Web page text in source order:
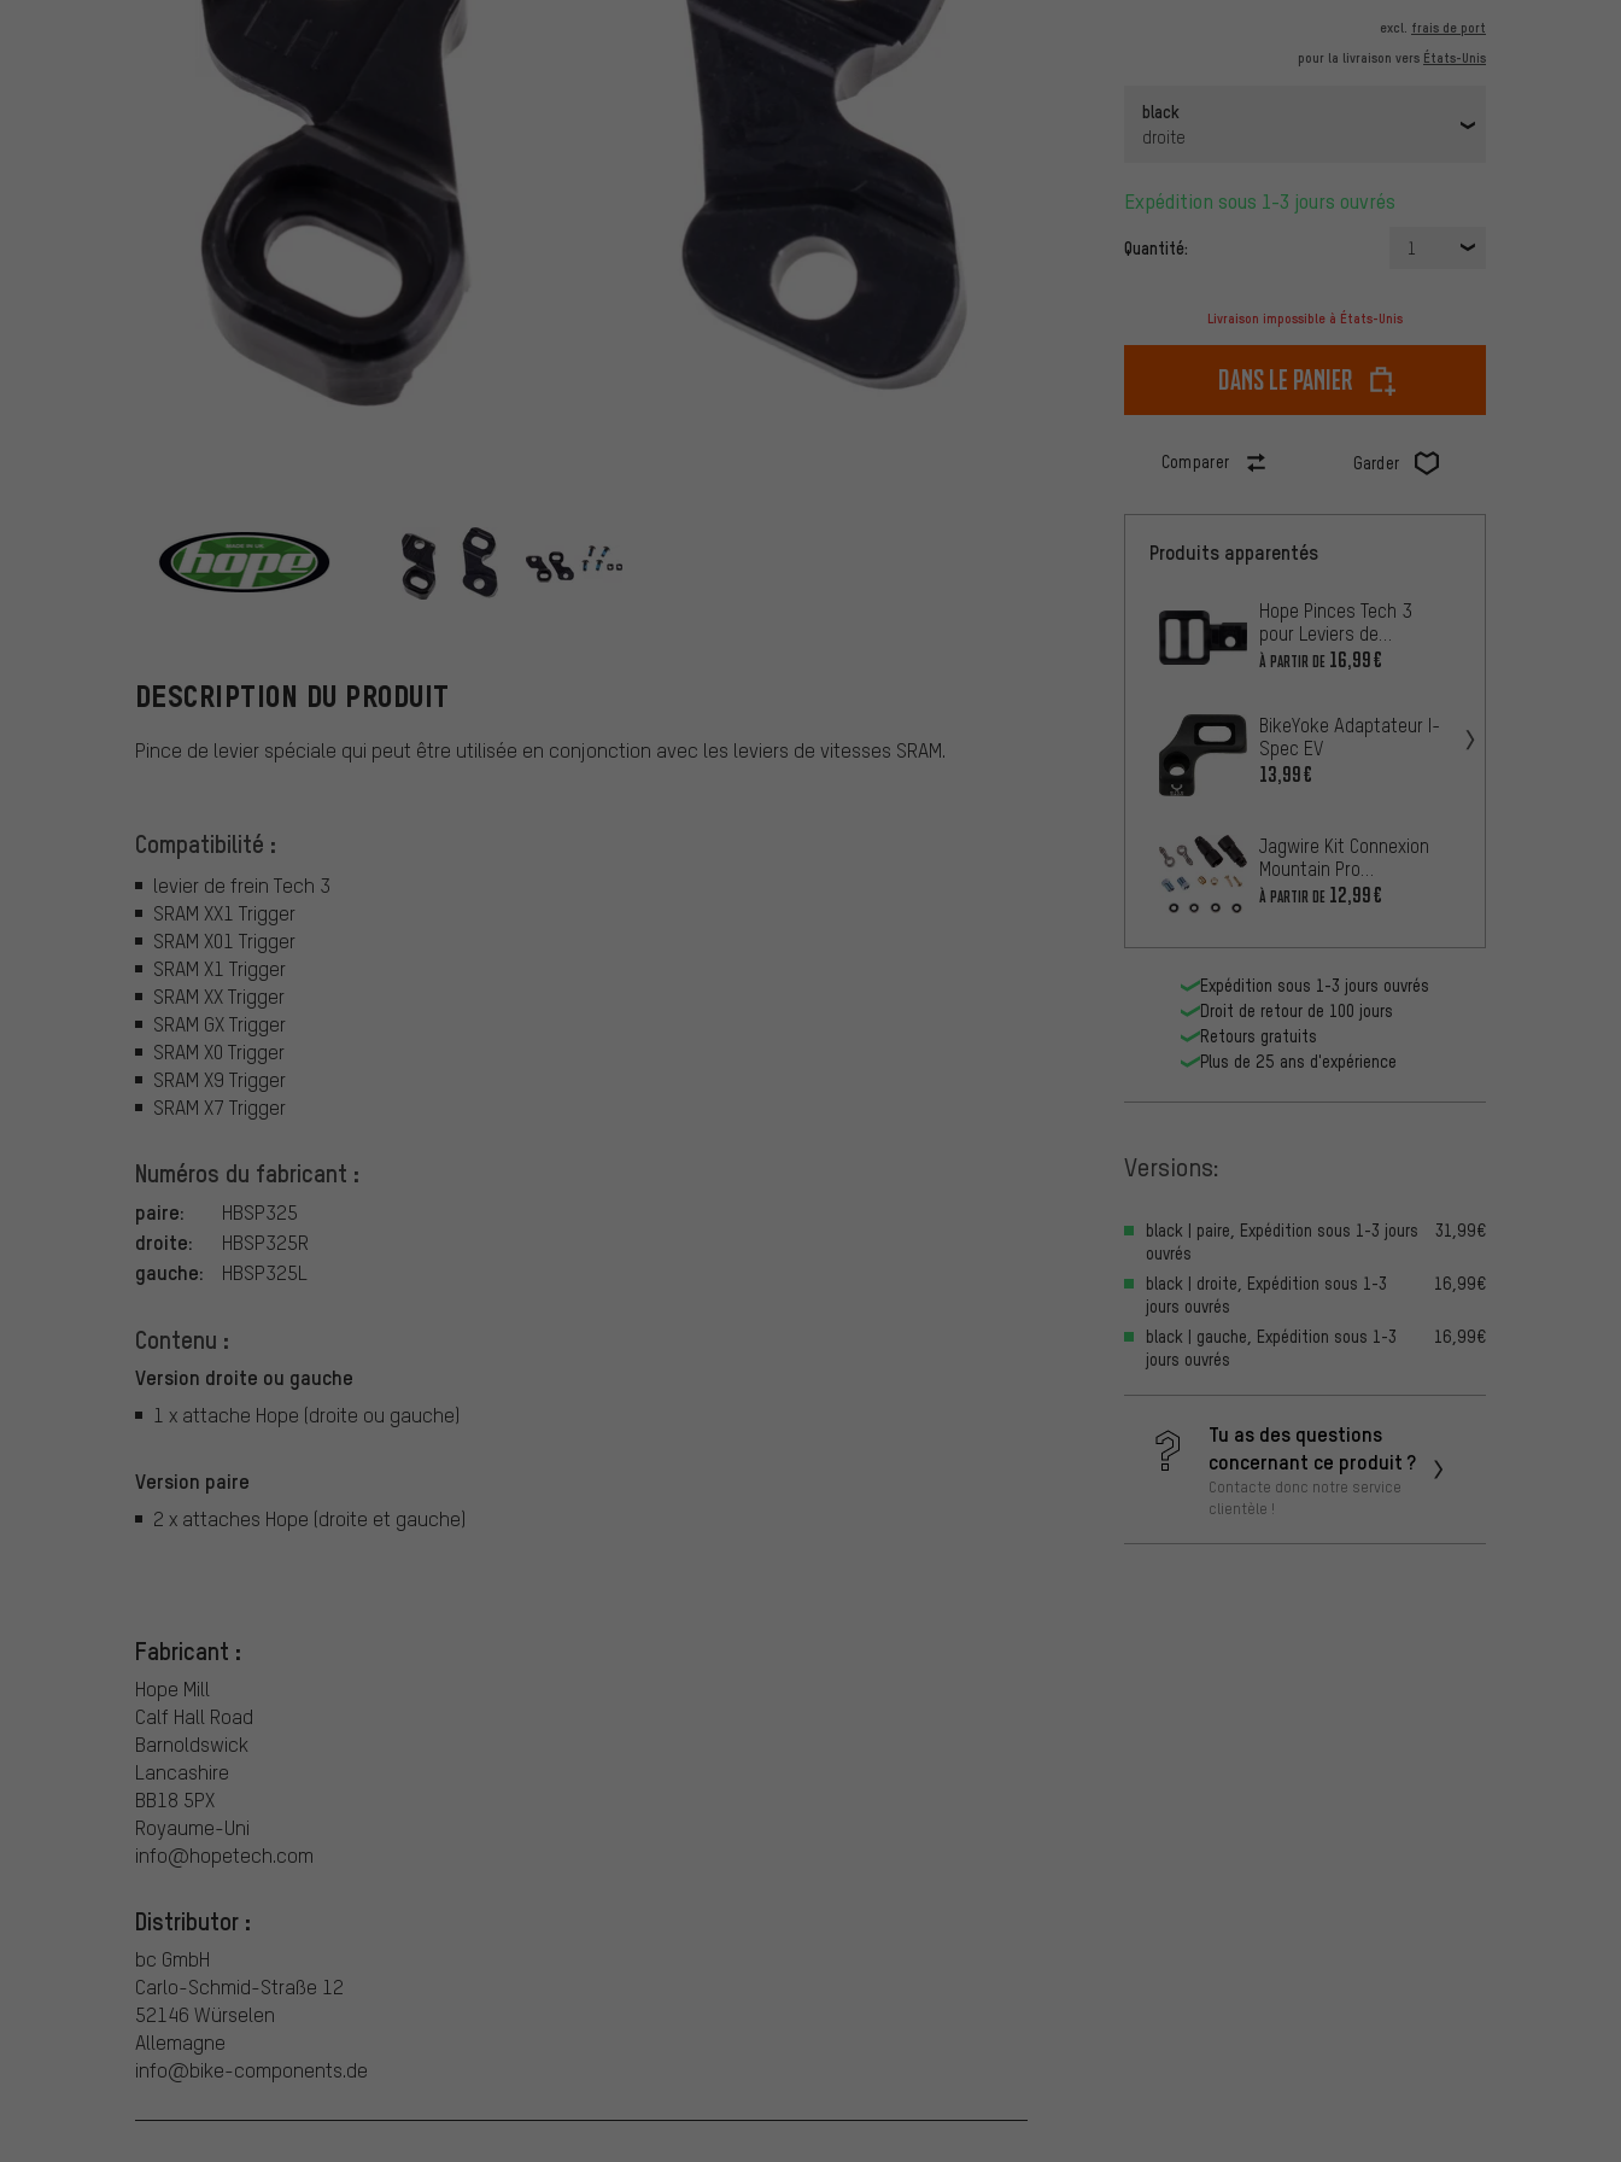
excl. frais de port
pour la livraison vers États-Unis
black
droite
Expédition sous 1-3 jours ouvrés
Quantité: 1
Livraison impossible à États-Unis
dans le panier
Comparer Garder
Hope
DESCRIPTION DU PRODUIT
Pince de levier spéciale qui peut être utilisée en conjonction avec les leviers de vitesses SRAM.
Compatibilité :
levier de frein Tech 3
SRAM XX1 Trigger
SRAM X01 Trigger
SRAM X1 Trigger
SRAM XX Trigger
SRAM GX Trigger
SRAM X0 Trigger
SRAM X9 Trigger
SRAM X7 Trigger
Numéros du fabricant :
paire: HBSP325
droite: HBSP325R
gauche: HBSP325L
Contenu :
Version droite ou gauche
1 x attache Hope (droite ou gauche)
Version paire
2 x attaches Hope (droite et gauche)
Fabricant :
Hope Mill
Calf Hall Road
Barnoldswick
Lancashire
BB18 5PX
Royaume-Uni
info@hopetech.com
Distributor :
bc GmbH
Carlo-Schmid-Straße 12
52146 Würselen
Allemagne
info@bike-components.de
Produits apparentés
Hope Pinces Tech 3
pour Leviers de
Vitesses Shimano I-
À PARTIR DE 16,99€
BikeYoke Adaptateur I-
Spec EV
13,99€
Jagwire Kit Connexion
Mountain Pro
Adaptateur Quick-Fit™
À PARTIR DE 12,99€
Expédition sous 1-3 jours ouvrés
Droit de retour de 100 jours
Retours gratuits
Plus de 25 ans d'expérience
Versions:
black | paire, Expédition sous 1-3 jours
ouvrés
31,99€
black | droite, Expédition sous 1-3
jours ouvrés
16,99€
black | gauche, Expédition sous 1-3
jours ouvrés
16,99€
Tu as des questions
concernant ce produit ?
Contacte donc notre service
clientèle !